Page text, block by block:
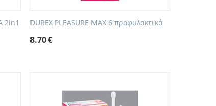
2in1
DUREX PLEASURE MAX 6 προφυλακτικά
8.70€